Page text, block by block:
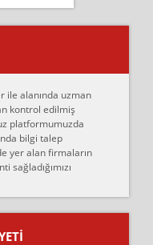
renkli bantı
taşımak için
şekilde
problemleri
gününde
ile alanında uzman
kontrol edilmiş
platformumuzda
bilgi talep
yer alan firmaların